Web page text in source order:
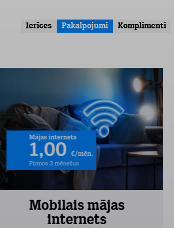
Ierīces Pakalpojumi Komplimenti
Mobilais mājas
internets